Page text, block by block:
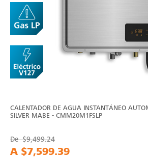
CALENTADOR DE AGUA INSTANTÁNEO
SILVER MABE - CMM20M1FSLP
De$9,499.24
A $7,599.39